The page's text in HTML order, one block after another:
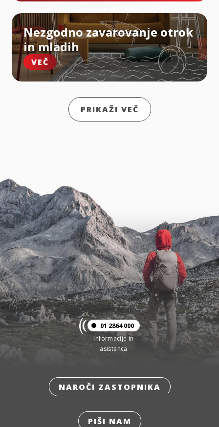
Nezgodno zavarovanje otrok
in mladih
VEČ
PRIKAŽI VEČ
01 2864 000
Informacije in
asistenca
NAROČI ZASTOPNIKA
PIŠI NAM